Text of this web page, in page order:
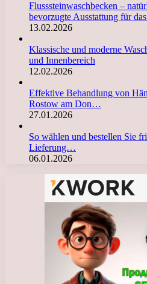
Flusssteinwaschbecken –
bevorzugte Ausstattung für
13.02.2026
Klassische und moderne
und Innenbereich
12.02.2026
Effektive Behandlung von
Rostow am Don…
27.01.2026
So wählen und bestellen Sie
Lieferung…
06.01.2026